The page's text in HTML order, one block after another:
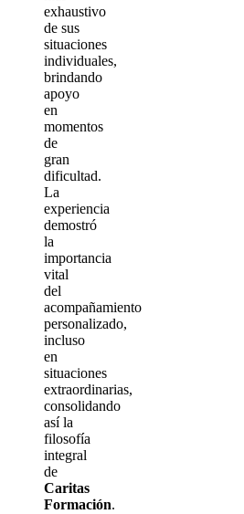
exhaustivo
de sus
situaciones
individuales,
brindando
apoyo
en
momentos
de
gran
dificultad.
La
experiencia
demostró
la
importancia
vital
del
acompañamiento
personalizado,
incluso
en
situaciones
extraordinarias,
consolidando
así la
filosofía
integral
de
Caritas
Formación.